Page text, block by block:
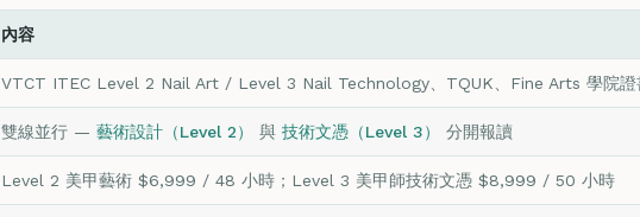
內容
VTCT ITEC Level 2 Nail Art / Level 3 Nail Technology、TQUK、Fine Arts 學院證
雙線並行 — 藝術設計（Level 2） 與 技術文憑（Level 3） 分開報讀
Level 2 美甲藝術 $6,999 / 48 小時；Level 3 美甲師技術文憑 $8,999 / 50 小時